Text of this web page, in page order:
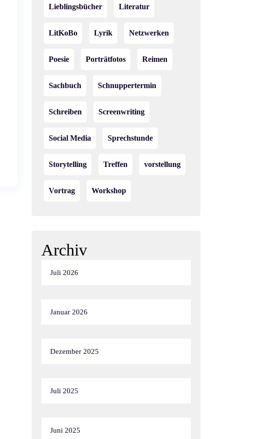
Lieblingsbücher Literatur
LitKoBo Lyrik Netzwerken
Poesie Porträtfotos Reimen
Sachbuch Schnuppertermin
Schreiben Screenwriting
Social Media Sprechstunde
Storytelling Treffen vorstellung
Vortrag Workshop
Archiv
Juli 2026
Januar 2026
Dezember 2025
Juli 2025
Juni 2025